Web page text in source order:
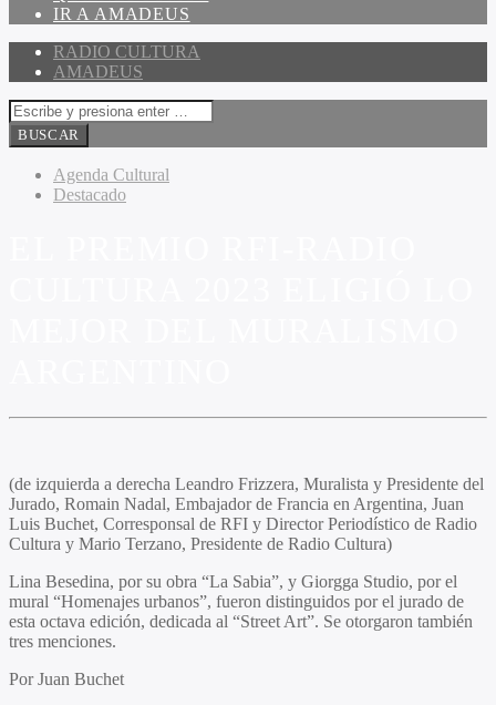
IR A AMADEUS
RADIO CULTURA
AMADEUS
Agenda Cultural
Destacado
(de izquierda a derecha Leandro Frizzera, Muralista y Presidente del
Jurado, Romain Nadal, Embajador de Francia en Argentina, Juan
Luis Buchet, Corresponsal de RFI y Director Periodístico de Radio
Cultura y Mario Terzano, Presidente de Radio Cultura)
Lina Besedina, por su obra “La Sabia”, y Giorgga Studio, por el
mural “Homenajes urbanos”, fueron distinguidos por el jurado de
esta octava edición, dedicada al “Street Art”. Se otorgaron también
tres menciones.
Por Juan Buchet